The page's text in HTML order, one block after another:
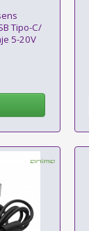
Tipo-C/
5-20V